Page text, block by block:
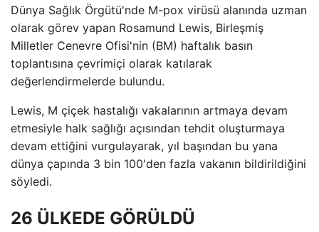
Dünya Sağlık Örgütü'nde M-pox virüsü alanında uzman
olarak görev yapan Rosamund Lewis, Birleşmiş
Milletler Cenevre Ofisi'nin (BM) haftalık basın
toplantısına çevrimiçi olarak katılarak
değerlendirmelerde bulundu.
Lewis, M çiçek hastalığı vakalarının artmaya devam
etmesiyle halk sağlığı açısından tehdit oluşturmaya
devam ettiğini vurgulayarak, yıl başından bu yana
dünya çapında 3 bin 100'den fazla vakanın bildirildiğini
söyledi.
26 ÜLKEDE GÖRÜLDÜ